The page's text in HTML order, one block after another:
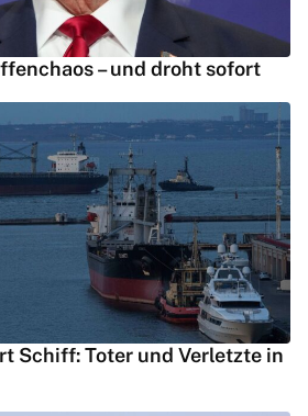
– und droht sofort
Schiff: Toter und Verletzte in